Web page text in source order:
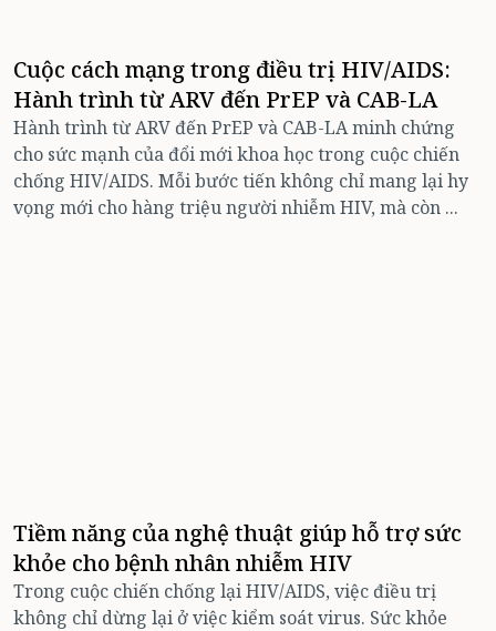
Cuộc cách mạng trong điều trị HIV/AIDS:
Hành trình từ ARV đến PrEP và CAB-LA
Hành trình từ ARV đến PrEP và CAB-LA minh chứng
cho sức mạnh của đổi mới khoa học trong cuộc chiến
chống HIV/AIDS. Mỗi bước tiến không chỉ mang lại hy
vọng mới cho hàng triệu người nhiễm HIV, mà còn ...
Tiềm năng của nghệ thuật giúp hỗ trợ sức
khỏe cho bệnh nhân nhiễm HIV
Trong cuộc chiến chống lại HIV/AIDS, việc điều trị
không chỉ dừng lại ở việc kiểm soát virus. Sức khỏe